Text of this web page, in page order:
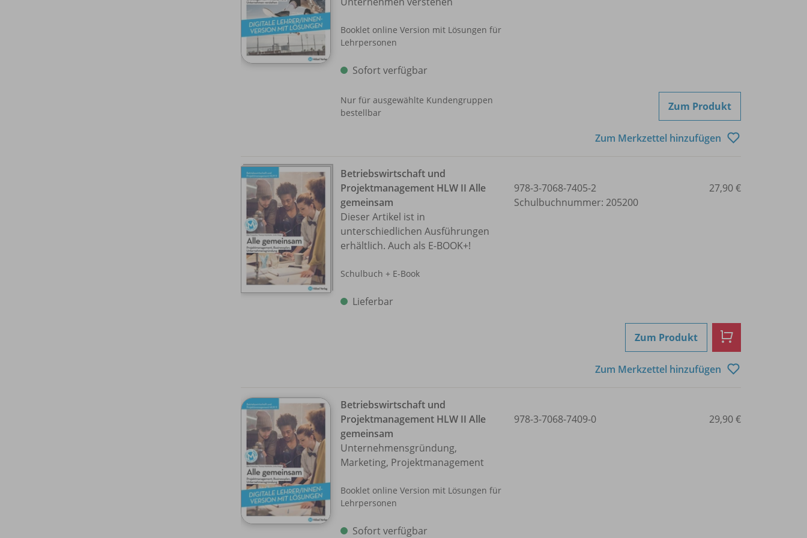
Booklet online Version mit Lösungen für
Lehrpersonen
Sofort verfügbar
Nur für ausgewählte Kundengruppen
bestellbar
Zum Produkt
Zum Merkzettel hinzufügen
Betriebswirtschaft und
Projektmanagement HLW II Alle
gemeinsam
Dieser Artikel ist in
unterschiedlichen Ausführungen
erhältlich. Auch als E-BOOK+!
Schulbuch + E-Book
Lieferbar
978-3-7068-7405-2
Schulbuchnummer: 205200
27,90 €
Zum Produkt
Zum Merkzettel hinzufügen
Betriebswirtschaft und
Projektmanagement HLW II Alle
gemeinsam
Unternehmensgründung,
Marketing, Projektmanagement
Booklet online Version mit Lösungen für
Lehrpersonen
Sofort verfügbar
978-3-7068-7409-0 29,90 €